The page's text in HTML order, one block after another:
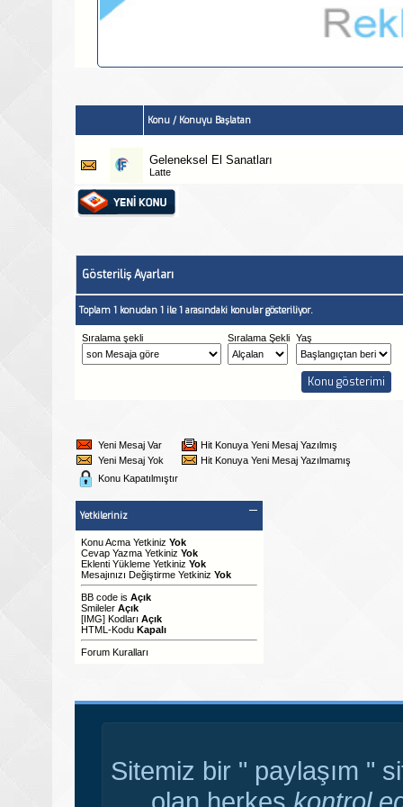
Konu / Konuyu Başlatan
Geleneksel El Sanatları
Latte
Gösteriliş Ayarları
Toplam 1 konudan 1 ile 1 arasındaki konular gösteriliyor.
Sıralama şekli Sıralama Şekli Yaş
Yeni Mesaj Var
Hit Konuya Yeni Mesaj Yazılmış
Yeni Mesaj Yok
Hit Konuya Yeni Mesaj Yazılmamış
Konu Kapatılmıştır
Yetkileriniz
Konu Acma Yetkiniz Yok
Cevap Yazma Yetkiniz Yok
Eklenti Yükleme Yetkiniz Yok
Mesajınızı Değiştirme Yetkiniz Yok
BB code is Açık
Smileler Açık
[IMG] Kodları Açık
HTML-Kodu Kapalı
Forum Kuralları
Sitemiz bir " paylaşım "
olan herkes kontrol